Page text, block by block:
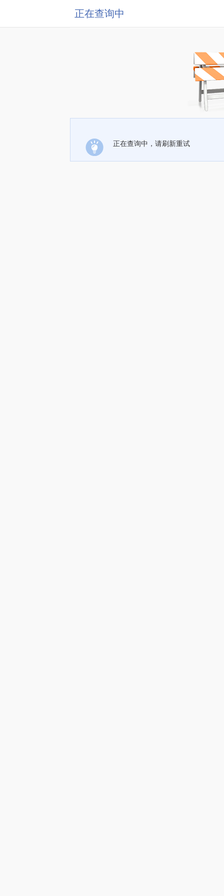
正在查询中
正在查询中，请刷新重试